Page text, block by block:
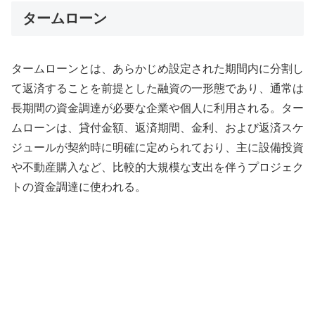
タームローン
タームローンとは、あらかじめ設定された期間内に分割し
て返済することを前提とした融資の一形態であり、通常は
長期間の資金調達が必要な企業や個人に利用される。ター
ムローンは、貸付金額、返済期間、金利、および返済スケ
ジュールが契約時に明確に定められており、主に設備投資
や不動産購入など、比較的大規模な支出を伴うプロジェク
トの資金調達に使われる。